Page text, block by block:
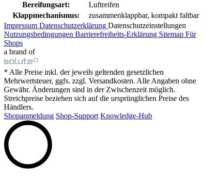
Bereifungsart:
Luftreifen
Klappmechanismus:
zusammenklappbar, kompakt faltbar
Impressum Datenschutzerklärung Datenschutzeinstellungen
Nutzungsbedingungen Barrierefreiheits-Erklärung Sitemap Für
Shops
a brand of
* Alle Preise inkl. der jeweils geltenden gesetzlichen
Mehrwertsteuer, ggfs. zzgl. Versandkosten. Alle Angaben ohne
Gewähr. Änderungen sind in der Zwischenzeit möglich.
Streichpreise beziehen sich auf die ursprünglichen Preise des
Händlers.
Shopanmeldung Shop-Support Knowledge-Hub